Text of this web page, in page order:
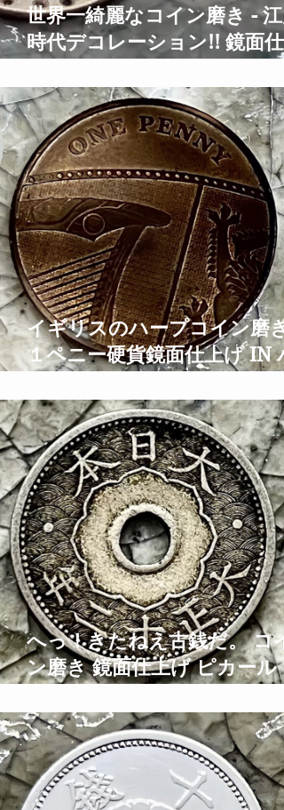
世界一綺麗なコイン磨き - 江
時代デコレーション!! 鏡面仕
Lapse ASMR
イギリスのハープコイン磨き
１ペニー硬貨鏡面仕上げ IN
PENNY Coin Polish TIme
Lapse ASMR
へっ！きたねえ古銭だ。 コイ
ン磨き 鏡面仕上げ ピカール
Restoration Time Lapse